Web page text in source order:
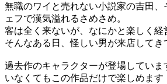
無職のワイと売れない小説家の吉田、
ェフで漢気溢れるさめさめ。
客は全く来ないが、なにかと楽しく経
そんなある日、怪しい男が来店して
過去作のキャラクターが登場してい
いなくてもこの作品だけで楽しめます